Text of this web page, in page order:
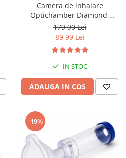
Camera de inhalare
Optichamber Diamond,
Philips Respironics, cu masca
1-5 ani
179,90 Lei
89,99 Lei
IN STOC
ADAUGA IN COS
-19%